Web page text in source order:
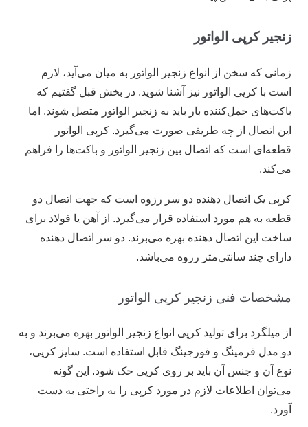
زنجیر کرپی الواتور
زمانی که سخن از انواع زنجیر الواتور به میان می‌آید، لازم
است با کرپی الواتور نیز آشنا شوید. در بخش قبل گفتیم که
باکت‌های حمل‌کننده بار باید به زنجیر الواتور متصل شوند. اما
این اتصال از چه طریقی صورت می‌گیرد. کرپی الواتور
قطعه‌ای است که اتصال بین زنجیر الواتور و باکت‌ها را فراهم
می‌کند.
کرپی یک اتصال دهنده دو سر رزوه است که جهت اتصال دو
قطعه به هم مورد استفاده قرار می‌گیرد. از آهن یا فولاد برای
ساخت این اتصال دهنده بهره می‌برند. دو سر اتصال دهنده
دارای چند سانتی‌متر رزوه می‌باشد.
مشخصات فنی زنجیر کرپی الواتور
از میلگرد برای تولید کرپی انواع زنجیر الواتور بهره می‌برند و به
دو مدل فرمینگ و فورجینگ قابل استفاده است. سایز کرپی،
نوع آن و جنس آن باید بر روی کرپی حک شود. این گونه
می‌توان اطلاعات لازم در مورد کرپی را به راحتی به دست
آورد.